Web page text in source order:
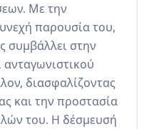
Με την
παρουσία του,
συμβάλλει στην
ανταγωνιστικού
διασφαλίζοντας
και την προστασία
του. Η δέσμευσή